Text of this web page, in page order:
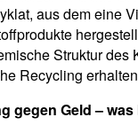
aus dem eine
Struktur des
Recycling
gegen Geld –